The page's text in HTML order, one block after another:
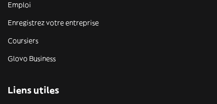
Emploi
Enregistrez votre entreprise
Coursiers
Glovo Business
Liens utiles